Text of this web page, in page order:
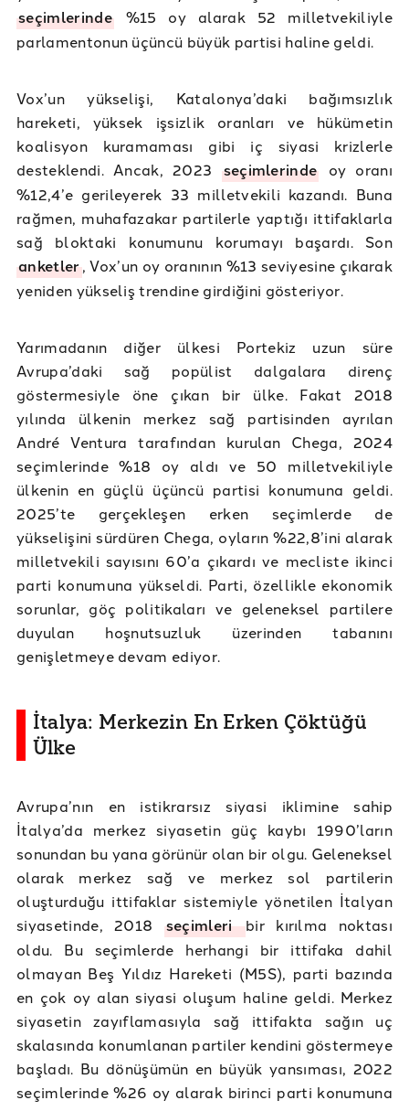
seçimlerinde%15 oy alarak 52 milletvekiliyle
parlamentonun üçüncü büyük partisi haline geldi.
Vox’un yükselişi, Katalonya’daki bağımsızlık
hareketi, yüksek işsizlik oranları ve hükümetin
koalisyon kuramaması gibi iç siyasi krizlerle
desteklendi. Ancak, 2023 seçimlerinde oy oranı
%12,4’e gerileyerek 33 milletvekili kazandı. Buna
rağmen, muhafazakar partilerle yaptığı ittifaklarla
sağ bloktaki konumunu korumayı başardı. Son
anketler, Vox’un oy oranının %13 seviyesine çıkarak
yeniden yükseliş trendine girdiğini gösteriyor.
Yarımadanın diğer ülkesi Portekiz uzun süre
Avrupa’daki sağ popülist dalgalara direnç
göstermesiyle öne çıkan bir ülke. Fakat 2018
yılında ülkenin merkez sağ partisinden ayrılan
André Ventura tarafından kurulan Chega, 2024
seçimlerinde %18 oy aldı ve 50 milletvekiliyle
ülkenin en güçlü üçüncü partisi konumuna geldi.
2025’te gerçekleşen erken seçimlerde de
yükselişini sürdüren Chega, oyların %22,8’ini alarak
milletvekili sayısını 60’a çıkardı ve mecliste ikinci
parti konumuna yükseldi. Parti, özellikle ekonomik
sorunlar, göç politikaları ve geleneksel partilere
duyulan hoşnutsuzluk üzerinden tabanını
genişletmeye devam ediyor.
İtalya: Merkezin En Erken Çöktüğü
Ülke
Avrupa’nın en istikrarsız siyasi iklimine sahip
İtalya’da merkez siyasetin güç kaybı 1990’ların
sonundan bu yana görünür olan bir olgu. Geleneksel
olarak merkez sağ ve merkez sol partilerin
oluşturduğu ittifaklar sistemiyle yönetilen İtalyan
siyasetinde, 2018 seçimleribir kırılma noktası
oldu. Bu seçimlerde herhangi bir ittifaka dahil
olmayan Beş Yıldız Hareketi (M5S), parti bazında
en çok oy alan siyasi oluşum haline geldi. Merkez
siyasetin zayıflamasıyla sağ ittifakta sağın uç
skalasında konumlanan partiler kendini göstermeye
başladı. Bu dönüşümün en büyük yansıması, 2022
seçimlerinde %26 oy alarak birinci parti konumuna